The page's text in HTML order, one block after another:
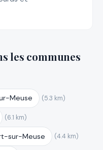
les communes
Meuse (5.3 km)
(6.1 km)
sur-Meuse (4.4 km)